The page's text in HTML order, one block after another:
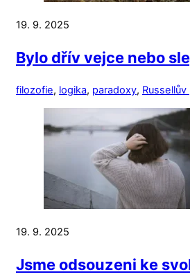
19. 9. 2025
Bylo dřív vejce nebo
filozofie, logika, paradoxy,
19. 9. 2025
Jsme odsouzeni ke